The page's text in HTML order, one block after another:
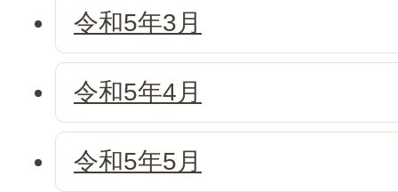
令和5年3月
令和5年4月
令和5年5月